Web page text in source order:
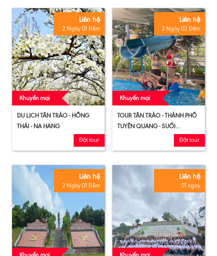
Khuyến mại
Liên hệ
2 Ngày 01 Đêm
DU LỊCH TÂN TRÀO - HỒNG
THÁI - NA HANG
Đặt tour
Khuyến mại
Liên hệ
2 Ngày 02 Đêm
TOUR TÂN TRÀO - THÀNH PHỐ
TUYÊN QUANG - SUỐI
KHOÁNG MỸ LÂM 2N2ĐĐặt tour
Liên hệ
2 Ngày 01 Đêm
Liên hệ
01 ngày